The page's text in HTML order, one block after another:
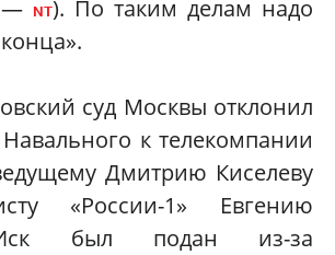
— NT). По таким делам надо
суд Москвы отклонил
к телекомпании
Дмитрию Киселеву
«России-1» Евгению
был подан из-за